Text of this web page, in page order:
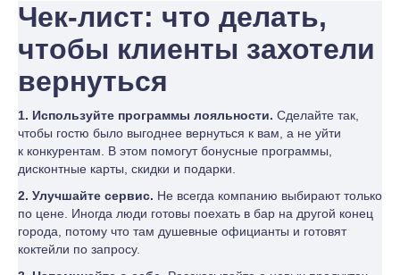
Чек-лист: что делать,
чтобы клиенты захотели
вернуться
1. Используйте программы лояльности. Сделайте так,
чтобы гостю было выгоднее вернуться к вам, а не уйти
к конкурентам. В этом помогут бонусные программы,
дисконтные карты, скидки и подарки.
2. Улучшайте сервис. Не всегда компанию выбирают только
по цене. Иногда люди готовы поехать в бар на другой конец
города, потому что там душевные официанты и готовят
коктейли по запросу.